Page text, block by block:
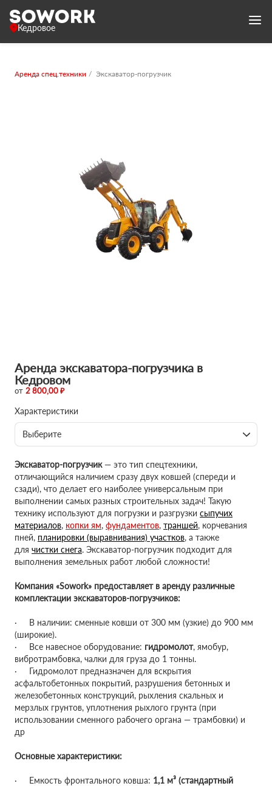
Кедровое
Аренда спец.техники Экскаватор-погрузчик
Аренда экскаватора-погрузчика в
Кедровом
от 2 800,00 ₽
Характеристики
Выберите
Экскаватор-погрузчик— это тип спецтехники,
отличающийся наличием сразу двух ковшей (спереди и
сзади), что делает его наиболее универсальным при
выполнении самых разных строительных задач! Такую
технику используют для погрузки и разгрузки сыпучих
материалов, копки ям, фундаментов, траншей, корчевания
пней, планировки (выравнивания) участков, а также
для чистки снега. Экскаватор-погрузчик подходит для
выполнения земельных работ любой сложности!
Компания «Sowork» предоставляет в аренду различные
комплектации экскаваторов-погрузчиков:
· В наличии: сменные ковши от 300 мм (узкие) до 900 мм
(широкие).
· Все навесное оборудование: гидромолот, ямобур,
вибротрамбовка, чалки для груза до 1 тонны.
· Гидромолот предназначен для вскрытия
асфальтобетонных покрытий, разрушения бетонных и
железобетонных конструкций, рыхления скальных и
мерзлых грунтов, уплотнения рыхлого грунта (при
использовании сменного рабочего органа — трамбовки) и
др
Основные характеристики:
· Емкость фронтального ковша: 1,1 м³ (стандартный